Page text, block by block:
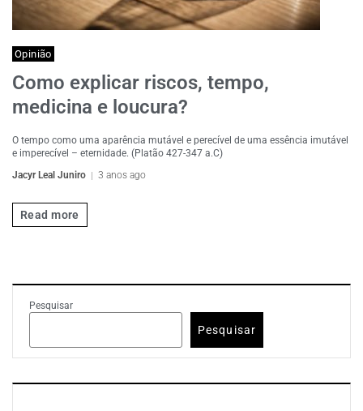
Opinião
Como explicar riscos, tempo,
medicina e loucura?
O tempo como uma aparência mutável e perecível de uma essência imutável
e imperecível – eternidade. (Platão 427-347 a.C)
Jacyr Leal Juniro
3 anos ago
Read more
Pesquisar
Pesquisar